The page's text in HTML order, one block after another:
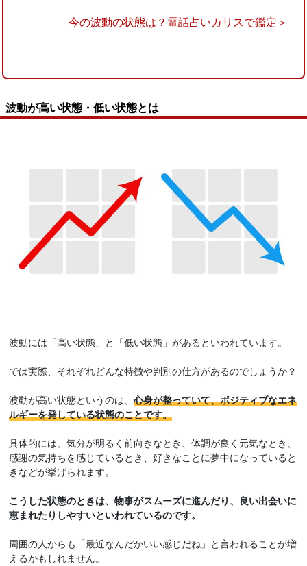
今の波動の状態は？電話占いカリスで鑑定＞
波動が高い状態・低い状態とは
波動には「高い状態」と「低い状態」があるといわれています。
では実際、それぞれどんな特徴や判別の仕方があるのでしょうか？
波動が高い状態というのは、心身が整っていて、ポジティブなエネ
ルギーを発している状態のことです。
具体的には、気分が明るく前向きなとき、体調が良く元気なとき、
感謝の気持ちを感じているとき、好きなことに夢中になっていると
きなどが挙げられます。
こうした状態のときは、物事がスムーズに進んだり、良い出会いに
恵まれたりしやすいといわれているのです。
周囲の人からも「最近なんだかいい感じだね」と言われることが増
えるかもしれません。